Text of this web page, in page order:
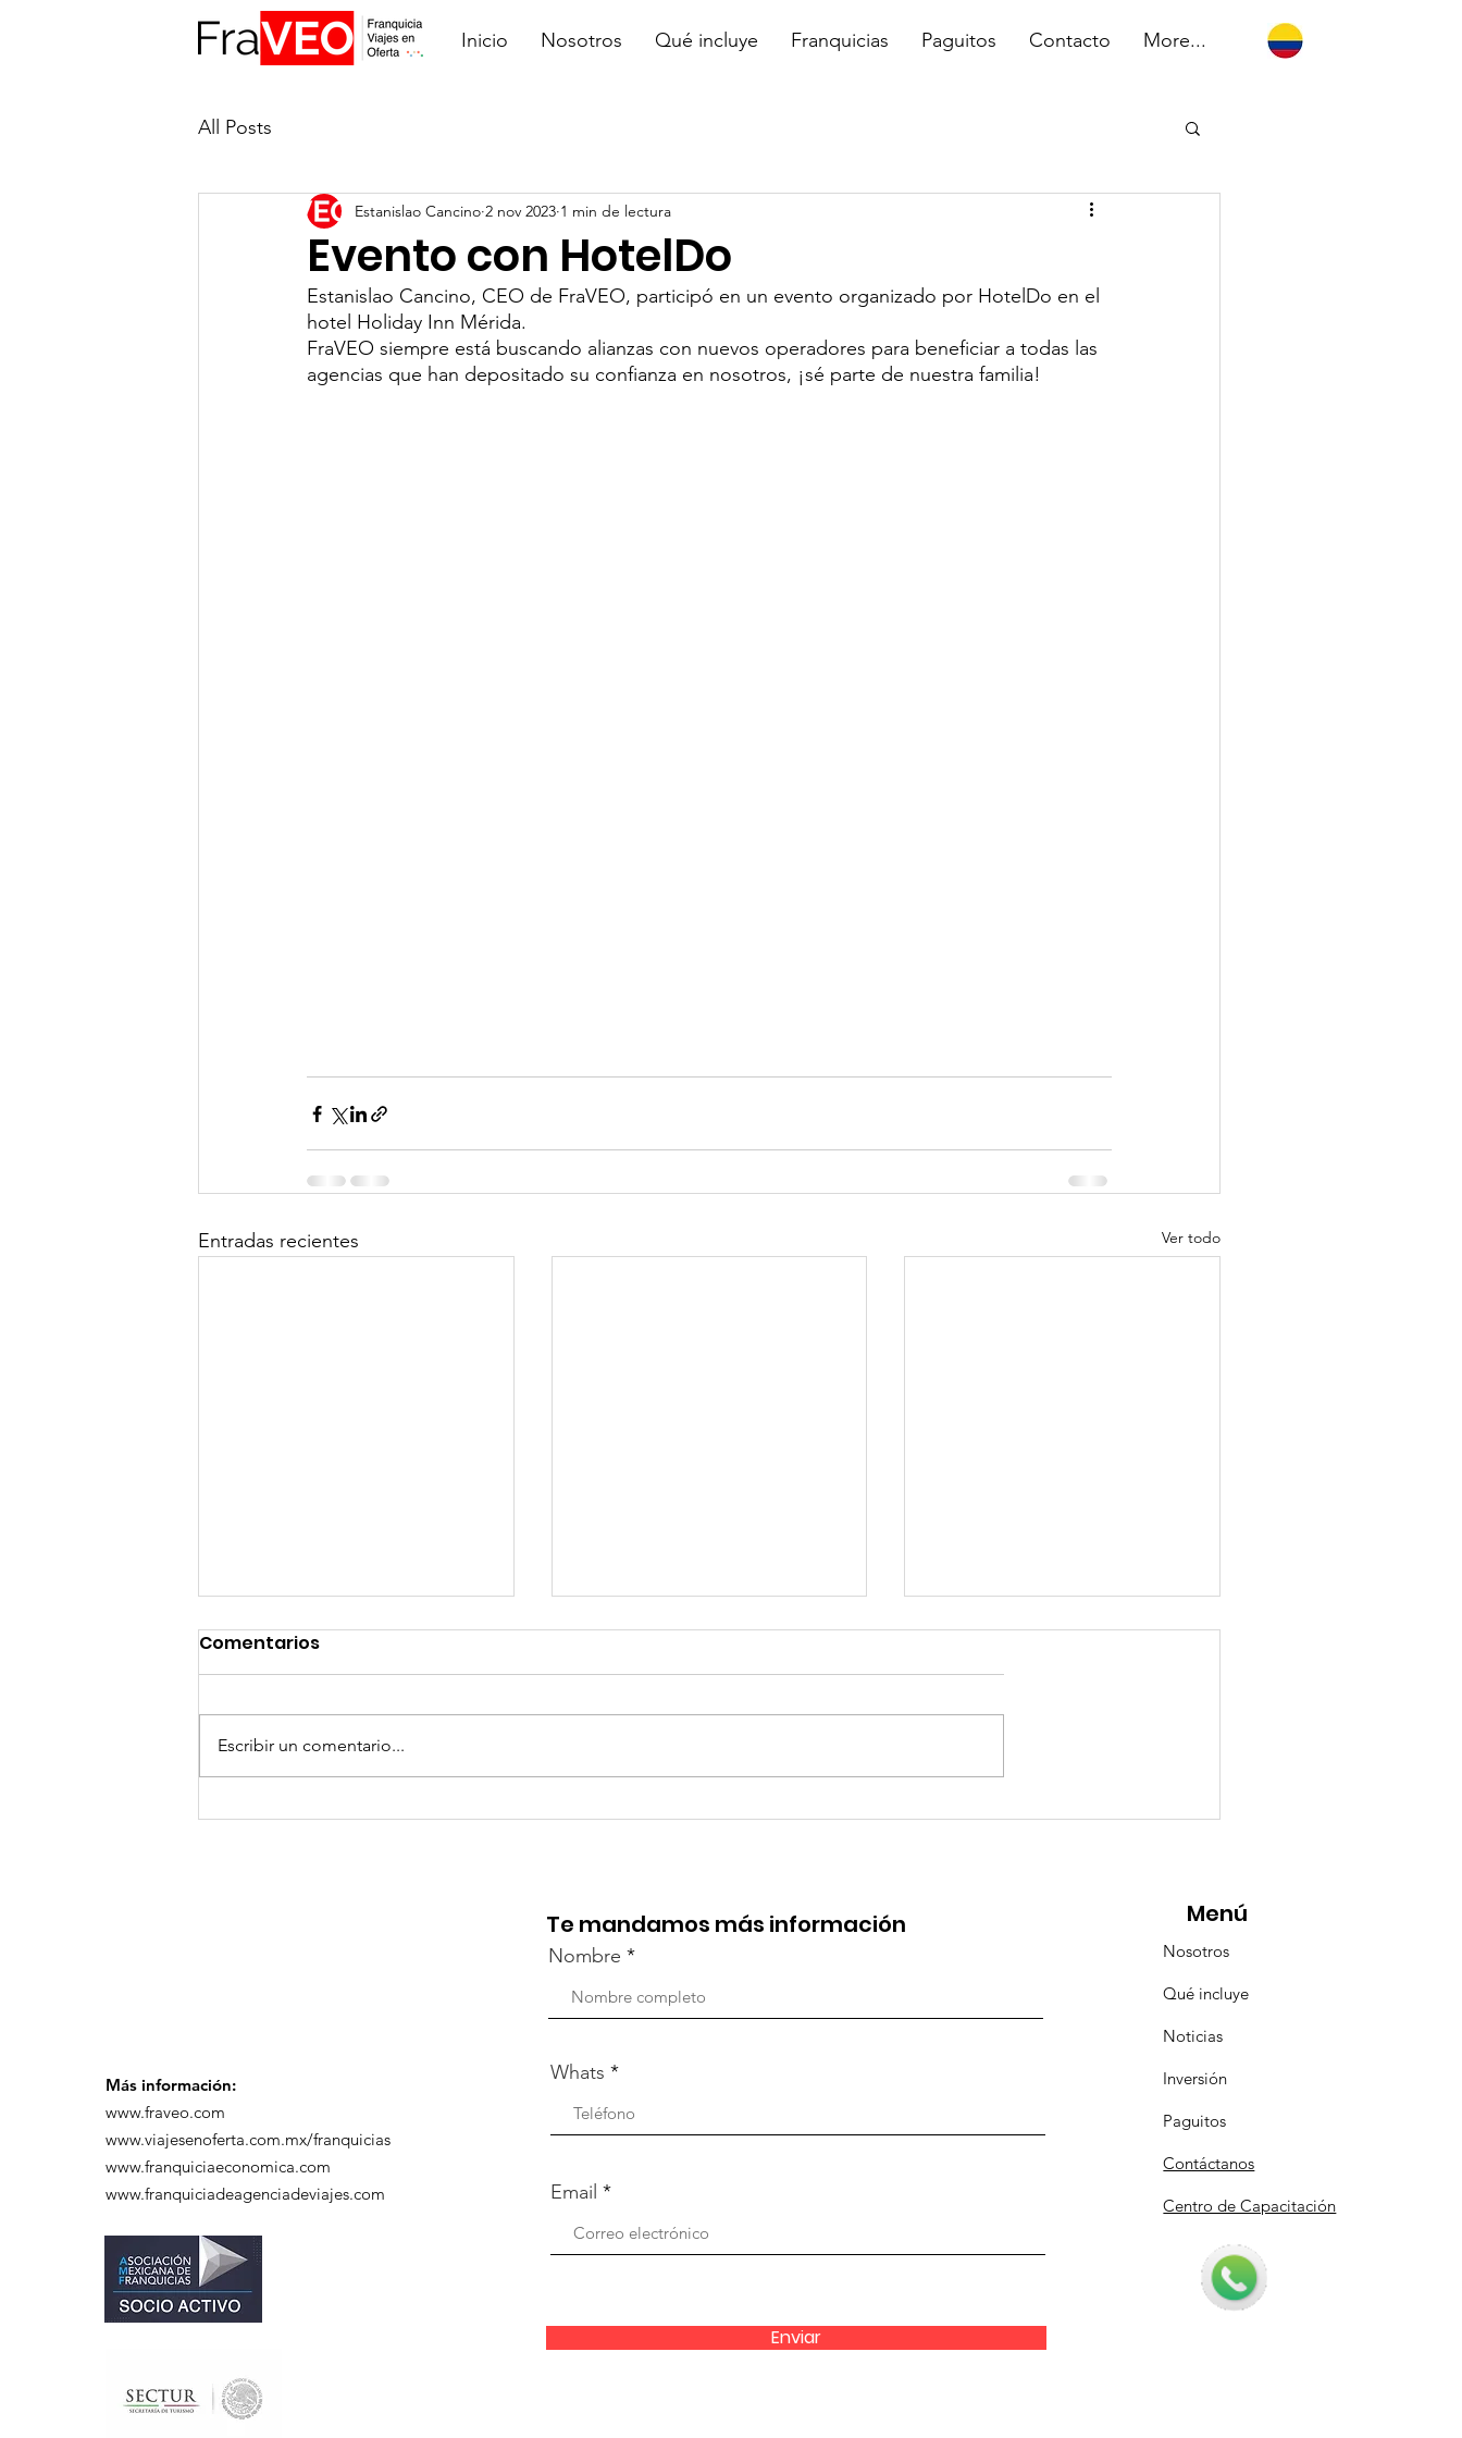
Inicio Nosotros Qué incluye Franquicias Paguitos Contacto More...
All Posts
Evento con HotelDo
Estanislao Cancino 2 nov 2023 1 min de lectura
Estanislao Cancino, CEO de FraVEO, participó en un evento organizado por HotelDo en el
hotel Holiday Inn Mérida.
FraVEO siempre está buscando alianzas con nuevos operadores para beneficiar a todas las
agencias que han depositado su confianza en nosotros, ¡sé parte de nuestra familia!
Entradas recientes Ver todo
¡Arte, Vino y las Mejores
¡Acapulco y Guerrero se
¡Presencia Destacada en
Comentarios
Escribir un comentario...
Más información:
www.fraveo.com
www.viajesenoferta.com.mx/franquicias
www.franquiciaeconomica.com
www.franquiciadeagenciadeviajes.com
Te mandamos más información
Nombre
Whats
Email
Enviar
Menú
Nosotros
Qué incluye
Noticias
Inversión
Paguitos
Contáctanos
Centro de Capacitación